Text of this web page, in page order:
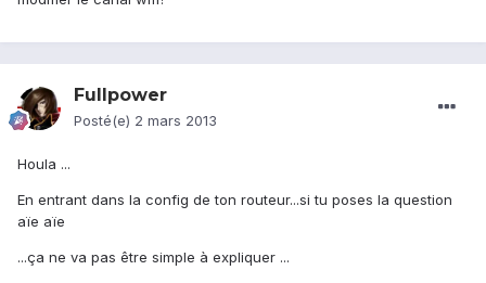
Fullpower
Posté(e) 2 mars 2013
Houla ...
En entrant dans la config de ton routeur...si tu poses la question
aïe aïe
...ça ne va pas être simple à expliquer ...